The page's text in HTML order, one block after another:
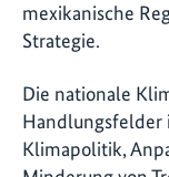
mexikanische
Strategie.
Die nationale
Handlungsfelder
Klimapolitik,